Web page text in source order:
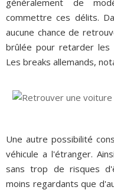
généralement de
commettre ces délits.
aucune chance de
brûlée pour retarder les
Les breaks allemands,
Une autre possibilité
véhicule a l'étranger.
sans trop de risques
moins regardants que